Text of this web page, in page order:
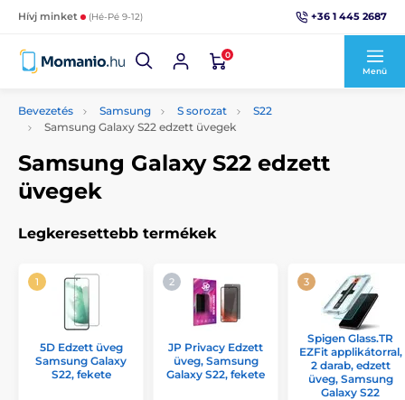
Hívj minket (Hé-Pé 9-12) +36 1 445 2687
0
Menü
Bevezetés Samsung S sorozat
S22
Samsung Galaxy S22 edzett üvegek
Samsung Galaxy S22 edzett
üvegek
Legkeresettebb termékek
5D Edzett üveg
Samsung Galaxy
S22, fekete
JP Privacy Edzett
üveg, Samsung
Galaxy S22, fekete
Spigen Glass.TR
EZFit applikátorral,
2 darab, edzett
üveg, Samsung
Galaxy S22